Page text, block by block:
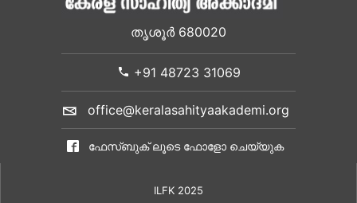
തൃശൂർ 680020
+91 48723 31069
office@keralasahityaakademi.org
ഫേസ്ബുക് ലൂടെ ഫോളോ ചെയ്യുക
ILFK 2025